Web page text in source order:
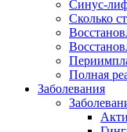
Синус-
Сколько
Полная
Заболевания